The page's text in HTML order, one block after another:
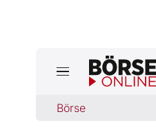
Börse
Jetzt a